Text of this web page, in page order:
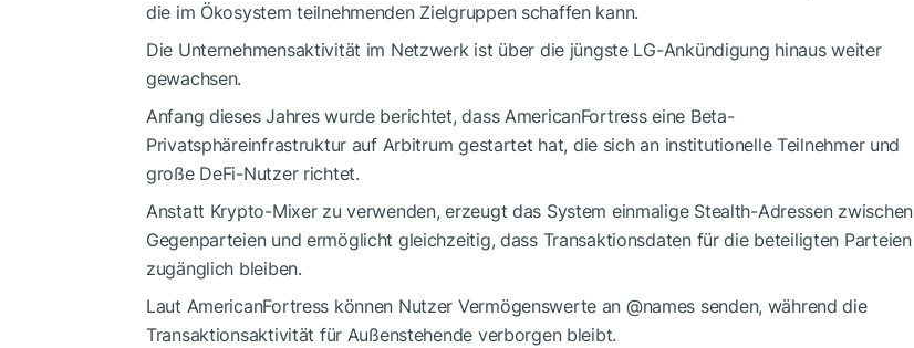
die im Ökosystem teilnehmenden Zielgruppen schaffen kann.
Die Unternehmensaktivität im Netzwerk ist über die jüngste LG-Ankündigung hinaus weiter
gewachsen.
Anfang dieses Jahres wurde berichtet, dass AmericanFortress eine Beta-
Privatsphäreinfrastruktur auf Arbitrum gestartet hat, die sich an institutionelle Teilnehmer und
große DeFi-Nutzer richtet.
Anstatt Krypto-Mixer zu verwenden, erzeugt das System einmalige Stealth-Adressen zwischen
Gegenparteien und ermöglicht gleichzeitig, dass Transaktionsdaten für die beteiligten Parteien
zugänglich bleiben.
Laut AmericanFortress können Nutzer Vermögenswerte an @names senden, während die
Transaktionsaktivität für Außenstehende verborgen bleibt.